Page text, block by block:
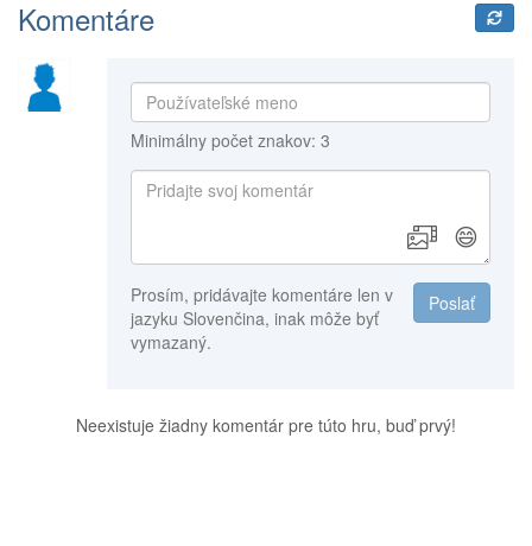
Komentáre
Minimálny počet znakov: 3
😄
Poslať
Prosím, pridávajte komentáre len v
jazyku Slovenčina, inak môže byť
vymazaný.
Neexistuje žiadny komentár pre túto hru, buď prvý!